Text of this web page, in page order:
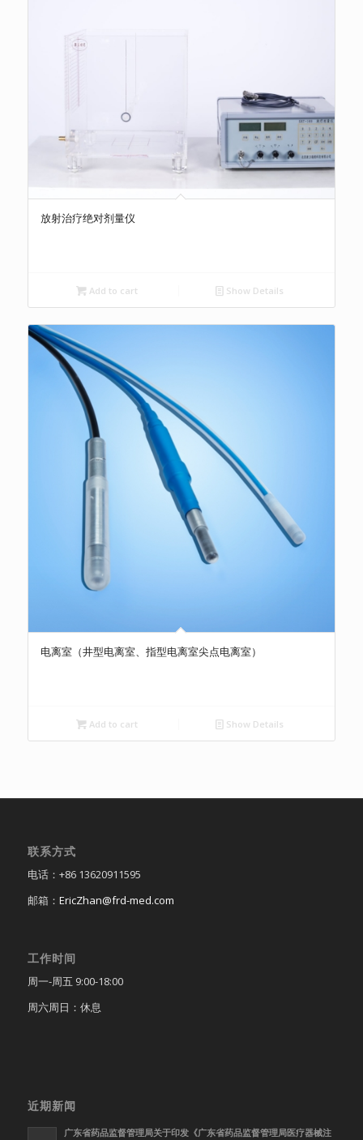
放射治疗绝对剂量仪
Add to cart Show Details
电离室（井型电离室、指型电离室尖点电离室）
Add to cart Show Details
联系方式
电话：+86 13620911595
邮箱： EricZhan@frd-med.com
工作时间
周一-周五 9:00-18:00
周六周日：休息
近期新闻
广东省药品监督管理局关于印发《广东省药品监督管理局医疗器械注